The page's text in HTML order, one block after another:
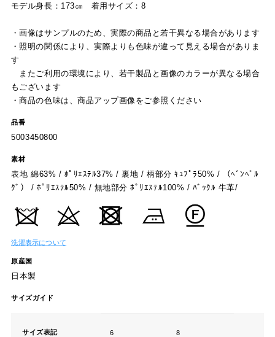
モデル身長：173㎝ 着用サイズ：8
・画像はサンプルのため、実際の商品と若干異なる場合があります
・照明の関係により、実際よりも色味が違って見える場合がありま
す
またご利用の環境により、若干製品と画像のカラーが異なる場合
もございます
・商品の色味は、商品アップ画像をご参照ください
品番
5003450800
素材
表地 綿63% / ﾎﾟﾘｴｽﾃﾙ37% / 裏地 / 柄部分 ｷｭﾌﾟﾗ50% / （ﾍﾞﾝﾍﾞﾙ
ｸﾞ） / ﾎﾟﾘｴｽﾃﾙ50% / 無地部分 ﾎﾟﾘｴｽﾃﾙ100% / ﾊﾞｯｸﾙ 牛革/
洗濯表示について
原産国
日本製
サイズガイド
サイズ表記 6 8